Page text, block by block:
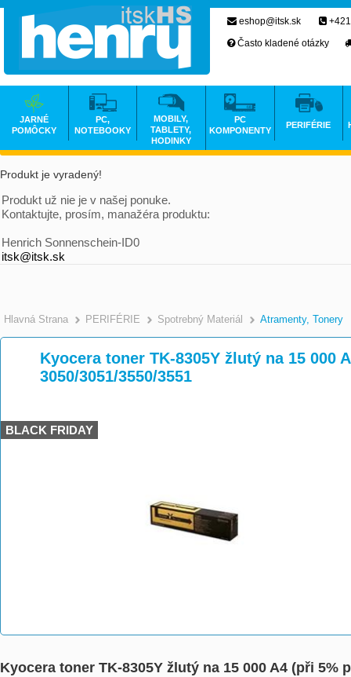
Produkt je vyradený!
Produkt už nie je v našej ponuke.
Kontaktujte, prosím, manažéra produktu:
Henrich Sonnenschein-ID0
itsk@itsk.sk
Hlavná Strana >
PERIFÉRIE >
Spotrebný Materiál >
Atramenty, Tonery
Kyocera toner TK-8305Y žlutý na 15 000
3050/3051/3550/3551
BLACK FRIDAY
Kyocera toner TK-8305Y žlutý na 15 000 A4 (při 5%
eshop@itsk.sk
Často kladené otázky
JARNÉ
POMÔCKY
PC,
NOTEBOOKY
MOBILY,
TABLETY,
HODINKY
PC
KOMPONENTY
PERIFÉRIE